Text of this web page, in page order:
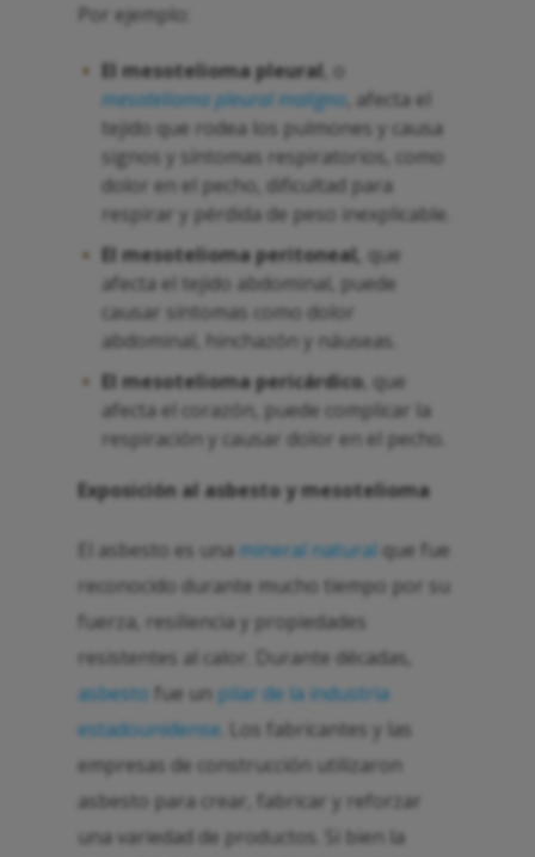
Por ejemplo:
El mesotelioma pleural
mesotelioma pleural maligno , afecta el
tejido que rodea los pulmones y causa
signos y síntomas respiratorios, como
dolor en el pecho, dificultad para
respirar y pérdida de peso inexplicable.
El mesotelioma peritoneal, que
afecta el tejido abdominal, puede
causar síntomas como dolor
abdominal, hinchazón y náuseas.
El mesotelioma pericárdico, que
afecta el corazón, puede complicar la
respiración y causar dolor en el pecho.
Exposición al asbesto y mesotelioma
El asbesto es una mineral natural que fue
reconocido durante mucho tiempo por su
fuerza, resiliencia y propiedades
resistentes al calor. Durante décadas,
asbesto fue un pilar de la industria
estadounidense . Los fabricantes y las
empresas de construcción utilizaron
asbesto para crear, fabricar y reforzar
una variedad de productos. Si bien la